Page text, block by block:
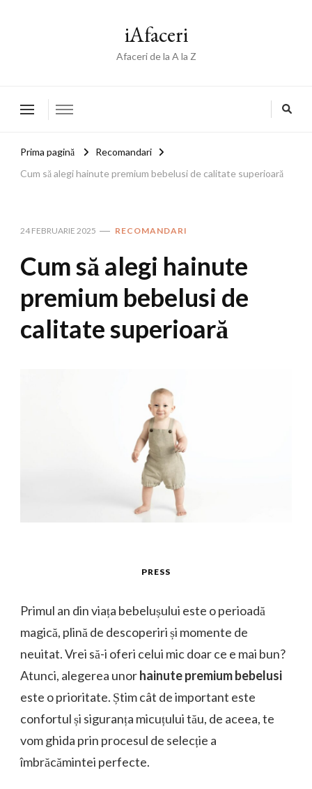
iAfaceri
Afaceri de la A la Z
Prima pagină
Recomandari
Cum să alegi hainute premium bebelusi de calitate superioară
24 FEBRUARIE 2025 RECOMANDARI
Cum să alegi hainute
premium bebelusi de
calitate superioară
PRESS
Primul an din viața bebelușului este o perioadă
magică, plină de descoperiri și momente de
neuitat. Vrei să-i oferi celui mic doar ce e mai bun?
Atunci, alegerea unorhainute premium bebelusi
este o prioritate. Știm cât de important este
confortul și siguranța micuțului tău, de aceea, te
vom ghida prin procesul de selecție a
îmbrăcămintei perfecte.